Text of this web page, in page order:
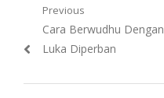
Post
navigation
Previous
Previous
post:
Cara Berwudhu Dengan
Luka Diperban